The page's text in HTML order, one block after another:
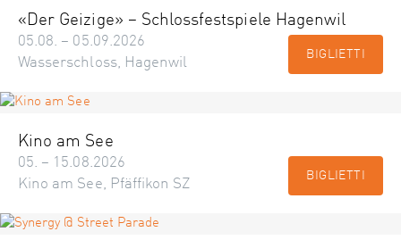
«Der Geizige» – Schlossfestspiele Hagenwil
05.08. – 05.09.2026
Wasserschloss, Hagenwil
BIGLIETTI
Kino am See
05. – 15.08.2026
Kino am See, Pfäffikon SZ
BIGLIETTI